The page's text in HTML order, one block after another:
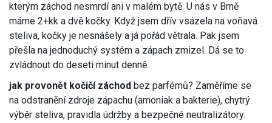
kterým záchod nesmrdí ani v malém bytě. U nás v Brně
máme 2+kk a dvě kočky. Když jsem dřív vsázela na voňavá
steliva, kočky je nesnášely a já pořád větrala. Pak jsem
přešla na jednoduchý systém a zápach zmizel. Dá se to
zvládnout do deseti minut denně.
jak provonět kočičí záchod bez parfémů? Zaměříme se
na odstranění zdroje zápachu (amoniak a bakterie), chytrý
výběr steliva, pravidla údržby a bezpečné neutralizátory.